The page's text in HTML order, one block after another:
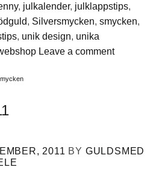
, julkalender, julklappstips,
, Silversmycken, smycken,
, unik design, unika
Leave a comment
2011 BY GULDSMED